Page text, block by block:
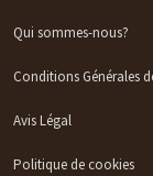
Qui sommes-nous?
Conditions Générales
Avis Légal
Politique de cookies